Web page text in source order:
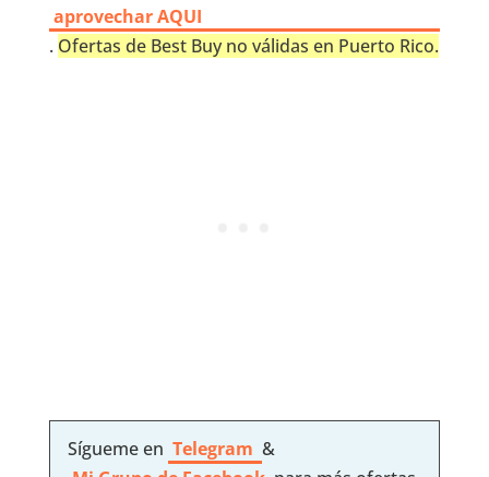
aprovechar AQUI
. Ofertas de Best Buy no válidas en Puerto Rico.
Sígueme en Telegram &